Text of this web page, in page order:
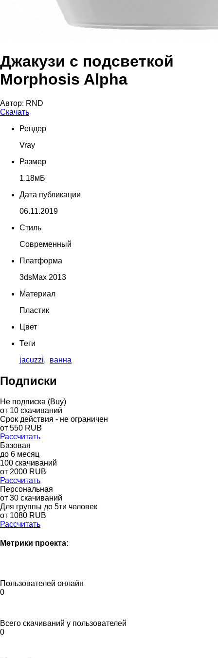
Джакузи с подсветкой
Morphosis Alpha
Автор: RND
Скачать
Рендер
Vray
Размер
1.18мБ
Дата публикации
06.11.2019
Стиль
Современный
Платформа
3dsMax 2013
Материал
Пластик
Цвет
Теги
jacuzzi, ванна
Подписки
Не подписка (Buy)
от 10 скачиваний
Срок действия - не ограничен
от 550 RUB
Рассчитать
Базовая
до 6 месяц
100 скачиваний
от 2000 RUB
Рассчитать
Персональная
от 30 скачиваний
Для группы до 5ти человек
от 1080 RUB
Рассчитать
Метрики проекта:
Пользователей онлайн
0
Всего скачиваний у пользователей
0